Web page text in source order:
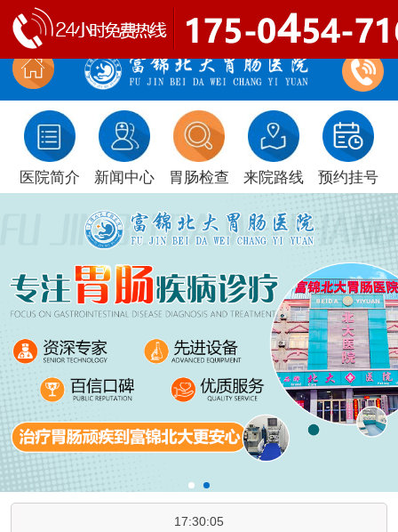
医院简介 新闻中心 胃肠检查 来院路线 预约挂号
17:30:05